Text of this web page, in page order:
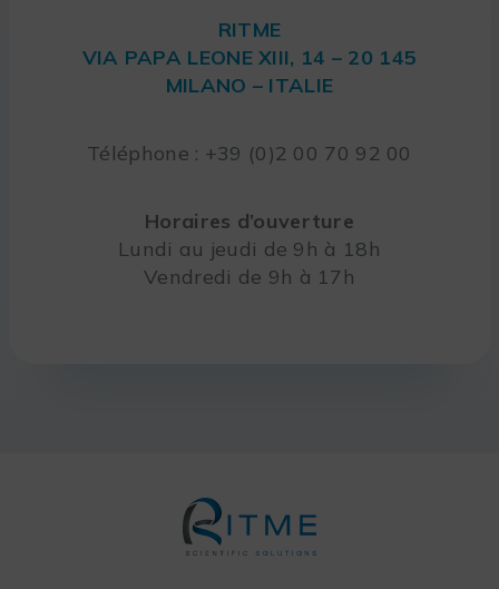
RITME
VIA PAPA LEONE XIII, 14 – 20 145
MILANO – ITALIE
Téléphone : +39 (0)2 00 70 92 00
Horaires d’ouverture
Lundi au jeudi de 9h à 18h
Vendredi de 9h à 17h